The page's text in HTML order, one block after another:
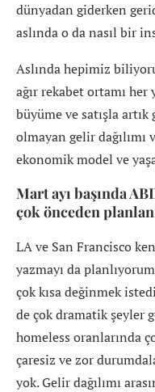
dünyadan giderken
aslında o da nasıl bir
Aslında hepimiz
ağır rekabet ortamı her
büyüme ve satışla
olmayan gelir dağılımı
ekonomik model ve
Mart ayı başında
çok önceden
LA ve San Francisco
yazmayı da
çok kısa değinmek
de çok dramatik şeyler
homeless oranlarında
çaresiz ve zor
yok. Gelir dağılımı